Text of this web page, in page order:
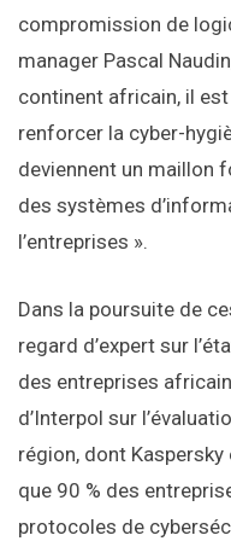
compromission de
manager Pascal
continent africain, il
renforcer la cyber-
deviennent un maillon
des systèmes
l’entreprises ».
Dans la poursuite de
regard d’expert sur
des entreprises
d’Interpol sur
région, dont
que 90 % des
protocoles de